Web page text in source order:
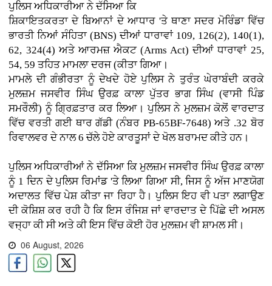
ਪੁਲਿਸ ਅਧਿਕਾਰੀਆ ਨੇ ਦੱਸਿਆ ਕਿ
ਸ਼ਿਕਾਇਤਕਰਤਾ ਦੇ ਬਿਆਨਾਂ ਦੇ ਆਧਾਰ 'ਤੇ ਥਾਣਾ ਸਦਰ ਮੋਰਿੰਡਾ ਵਿੱਚ
ਭਾਰਤੀ ਨਿਆਂ ਸੰਹਿਤਾ (BNS) ਦੀਆਂ ਧਾਰਾਵਾਂ 109, 126(2), 140(1),
62, 324(4) ਅਤੇ ਆਰਮਜ਼ ਐਕਟ (Arms Act) ਦੀਆਂ ਧਾਰਾਵਾਂ 25,
54, 59 ਤਹਿਤ ਮਾਮਲਾ ਦਰਜ (ਕੀਤਾ ਗਿਆ।
ਮਾਮਲੇ ਦੀ ਗੰਭੀਰਤਾ ਨੂੰ ਦੇਖਦੇ ਹੋਏ ਪੁਲਿਸ ਨੇ ਤੁਰੰਤ ਘੇਰਾਬੰਦੀ ਕਰਕੇ
ਮੁਲਜ਼ਮ ਜਸਵੀਰ ਸਿੰਘ ਉਰਫ਼ ਕਾਲਾ ਪੁੱਤਰ ਭਾਗ ਸਿੰਘ (ਵਾਸੀ ਪਿੰਡ
ਸਮਰੌਲੀ) ਨੂੰ ਗ੍ਰਿਫ਼ਤਾਰ ਕਰ ਲਿਆ। ਪੁਲਿਸ ਨੇ ਮੁਲਜ਼ਮ ਕੋਲੋਂ ਵਾਰਦਾਤ
ਵਿੱਚ ਵਰਤੀ ਗਈ ਥਾਰ ਗੱਡੀ (ਨੰਬਰ PB-65BF-7648) ਅਤੇ .32 ਬੋਰ
ਰਿਵਾਲਵਰ ਦੇ ਨਾਲ 6 ਚੱਲੇ ਹੋਏ ਕਾਰਤੂਸਾਂ ਦੇ ਖੋਲ ਬਰਾਮਦ ਕੀਤੇ ਹਨ।
ਪੁਲਿਸ ਅਧਿਕਾਰੀਆਂ ਨੇ ਦੱਸਿਆ ਕਿ ਮੁਲਜ਼ਮ ਜਸਵੀਰ ਸਿੰਘ ਉਰਫ਼ ਕਾਲਾ
ਨੂੰ 1 ਦਿਨ ਦੇ ਪੁਲਿਸ ਰਿਮਾਂਡ 'ਤੇ ਲਿਆ ਗਿਆ ਸੀ, ਜਿਸ ਨੂੰ ਅੱਜ ਮਾਣਯੋਗ
ਅਦਾਲਤ ਵਿੱਚ ਪੇਸ਼ ਕੀਤਾ ਜਾ ਰਿਹਾ ਹੈ। ਪੁਲਿਸ ਇਹ ਵੀ ਪਤਾ ਲਗਾਉਣ
ਦੀ ਕੋਸ਼ਿਸ਼ ਕਰ ਰਹੀ ਹੈ ਕਿ ਇਸ ਰੰਜਿਸ਼ ਜਾਂ ਵਾਰਦਾਤ ਦੇ ਪਿੱਛੇ ਦੀ ਅਸਲ
ਵਜ੍ਹਾ ਕੀ ਸੀ ਅਤੇ ਕੀ ਇਸ ਵਿੱਚ ਕੋਈ ਹੋਰ ਮੁਲਜ਼ਮ ਵੀ ਸ਼ਾਮਲ ਸੀ।
06 August, 2026